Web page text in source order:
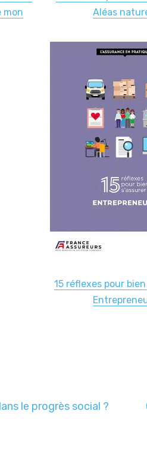
mon
Aléas
15 réflexes pour bien
le progrès social ?